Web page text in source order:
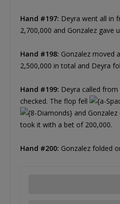
Hand #197: Deyra went all in
2,700,000 and Gonzalez gave
Hand #198: Gonzalez moved
2,500,000 in total and Deyra
Hand #199: Deyra called
checked. The flop fell
and
took it with a bet of 200,000.
Hand #200: Gonzalez folded